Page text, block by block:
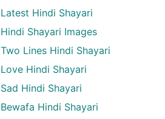
Latest Hindi Shayari
Hindi Shayari Images
Two Lines Hindi Shayari
Love Hindi Shayari
Sad Hindi Shayari
Bewafa Hindi Shayari